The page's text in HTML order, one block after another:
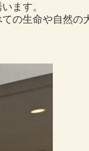
ます。
の生命や自然の